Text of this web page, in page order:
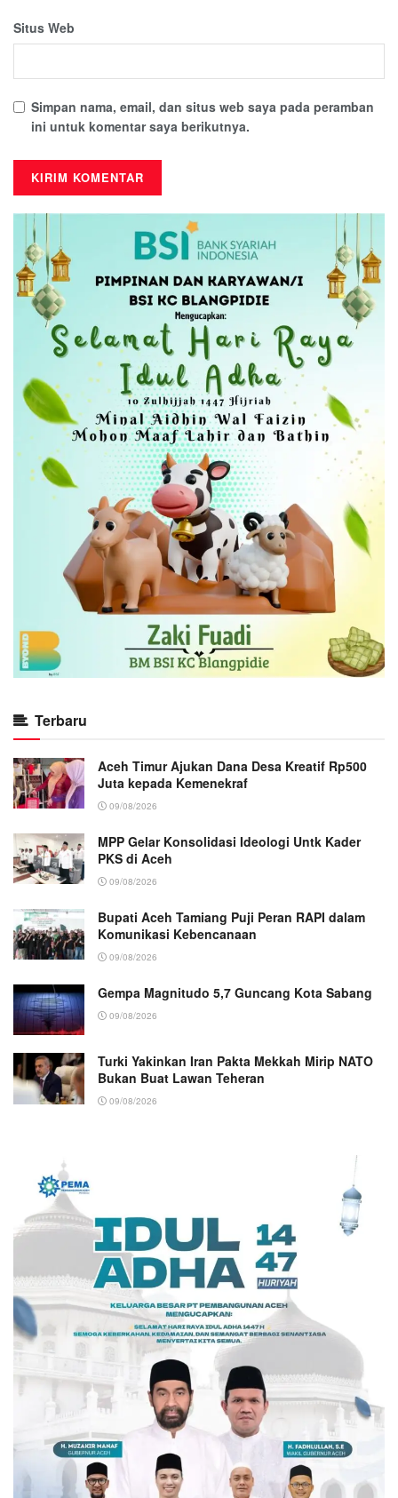
Situs Web
Simpan nama, email, dan situs web saya pada peramban
ini untuk komentar saya berikutnya.
Terbaru
Aceh Timur Ajukan Dana Desa Kreatif Rp500
Juta kepada Kemenekraf
09/08/2026
MPP Gelar Konsolidasi Ideologi Untk Kader
PKS di Aceh
09/08/2026
Bupati Aceh Tamiang Puji Peran RAPI dalam
Komunikasi Kebencanaan
09/08/2026
Gempa Magnitudo 5,7 Guncang Kota Sabang
09/08/2026
Turki Yakinkan Iran Pakta Mekkah Mirip NATO
Bukan Buat Lawan Teheran
09/08/2026